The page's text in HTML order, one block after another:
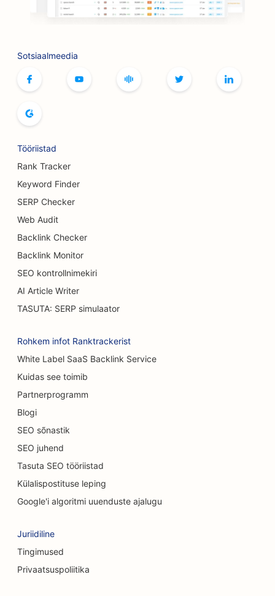
SEO lauamängude kohvikutele
SEO leivaküpsetiste jaoks
SEO rindade suurendamise teenuste jaoks
SEO buffet-restoranidele
SEO Burgeri veoautodele
SEO Koogipoodide jaoks
SEO põletuskirurgidele
SEO autopesulate jaoks
SEO kohvikutele
SEO vaipade ja põrandakattematerjalide
kauplustele
SEO Casual Dining restoranidele
SEO keemilise koorimise teenuste jaoks
SEO kassikohvikutele
SEO puhastusteenuste jaoks
SEO konsultatsioonifirmadele
SEO kosmeetiliste kirurgide jaoks
Sotsiaalmeedia
Tööriistad
Rank Tracker
Keyword Finder
SERP Checker
Web Audit
Backlink Checker
Backlink Monitor
SEO kontrollnimekiri
AI Article Writer
TASUTA: SERP simulaator
Rohkem infot Ranktrackerist
White Label SaaS Backlink Service
Kuidas see toimib
Partnerprogramm
Blogi
SEO sõnastik
SEO juhend
Tasuta SEO tööriistad
Külalispostituse leping
Google'i algoritmi uuenduste ajalugu
Juriidiline
Tingimused
Privaatsuspoliitika